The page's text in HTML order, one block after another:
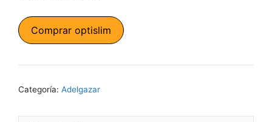
era:
actual
es:
Comprar optislim
Categoría: Adelgazar